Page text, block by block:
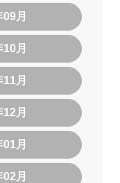
月
月
月
月
月
月